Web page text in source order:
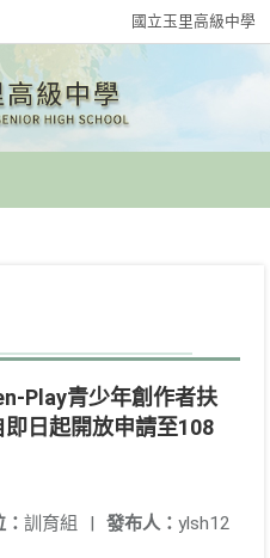
國立玉里高級中學
Play青少年創作者扶
日起開放申請至108
發布人： ylsh12
訓育組 |